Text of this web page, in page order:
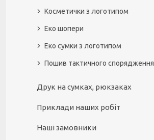
Косметички з логотипом
Еко шопери
Еко сумки з логотипом
Пошив тактичного спорядження
Друк на сумках, рюкзаках
Приклади наших робіт
Наші замовники